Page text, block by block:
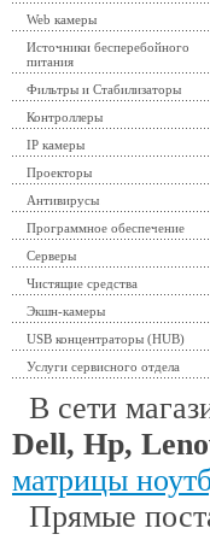
Web камеры
Источники бесперебойного
питания
Фильтры и Стабилизаторы
Контроллеры
IP камеры
Проекторы
Антивирусы
Программное обеспечение
Серверы
Чистящие средства
Экшн-камеры
USB концентраторы (HUB)
Услуги сервисного отдела
В сети
Dell, Hp,
матрицы
Прямые